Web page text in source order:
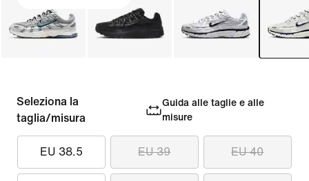
Seleziona la
taglia/misura
Guida alle taglie e alle
misure
EU 38.5 EU 39 EU 40